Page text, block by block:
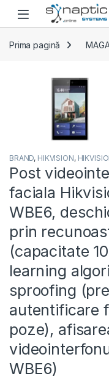
Skip to navigation
Skip to content
Open
Prima pagină
BRAND, HIKVISION,
Post
faciala
WBE6,
prin
(capacitate
learning
sproofing
autentificare
poze),
WBE6)